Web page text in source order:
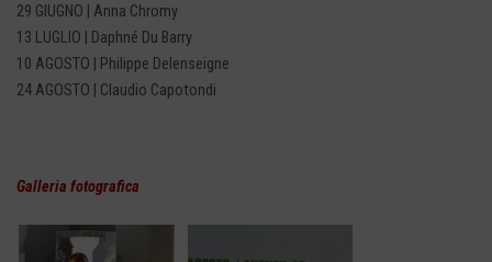
29 GIUGNO | Anna Chromy
13 LUGLIO | Daphné Du Barry
10 AGOSTO | Philippe Delenseigne
24 AGOSTO | Claudio Capotondi
Galleria fotografica